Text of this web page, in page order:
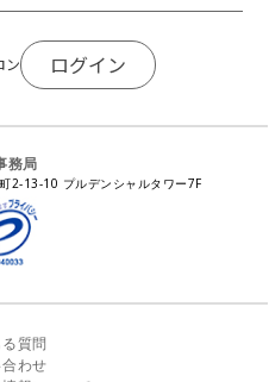
会
場提供禁止について
ン ログイン
務局
13-10 プルデンシャルタワー7F
質問
わせ